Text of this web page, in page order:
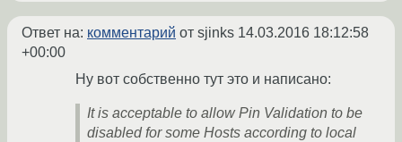
Ответ на: комментарий от sjinks 14.03.2016 18:12:58
+00:00
Ну вот собственно тут это и написано:
It is acceptable to allow Pin Validation to be
disabled for some Hosts according to local